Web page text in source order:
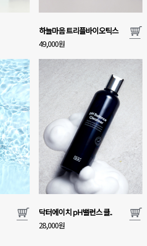
하늘마음 트리플바이오틱스
49,000원
닥터에이치 pH밸런스 클..
28,000원